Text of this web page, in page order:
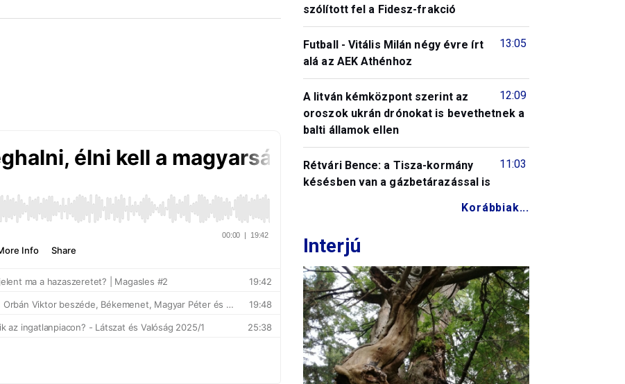
szólított fel a Fidesz-frakció
13:05
Futball - Vitális Milán négy évre írt
alá az AEK Athénhoz
12:09
A litván kémközpont szerint az
oroszok ukrán drónokat is bevethetnek a
balti államok ellen
11:03
Rétvári Bence: a Tisza-kormány
késésben van a gázbetárazással is
Korábbiak...
Interjú